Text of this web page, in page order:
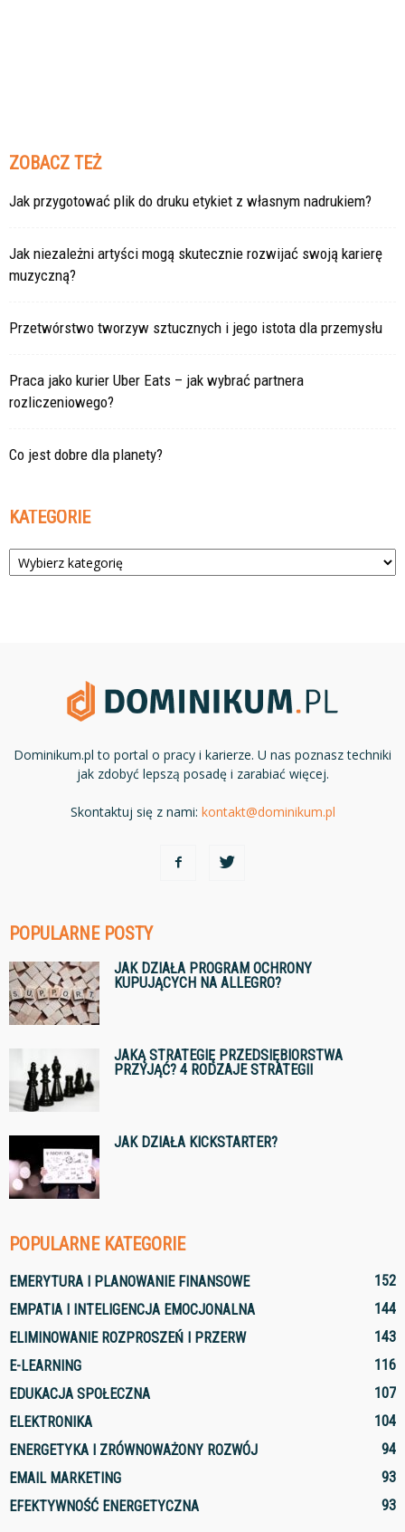
ZOBACZ TEŻ
Jak przygotować plik do druku etykiet z własnym nadrukiem?
Jak niezależni artyści mogą skutecznie rozwijać swoją karierę
muzyczną?
Przetwórstwo tworzyw sztucznych i jego istota dla przemysłu
Praca jako kurier Uber Eats – jak wybrać partnera
rozliczeniowego?
Co jest dobre dla planety?
KATEGORIE
Kategorie
Dominikum.pl to portal o pracy i karierze. U nas poznasz techniki
jak zdobyć lepszą posadę i zarabiać więcej.
Skontaktuj się z nami: kontakt@dominikum.pl
POPULARNE POSTY
JAK DZIAŁA PROGRAM OCHRONY
KUPUJĄCYCH NA ALLEGRO?
JAKĄ STRATEGIĘ PRZEDSIĘBIORSTWA
PRZYJĄĆ? 4 RODZAJE STRATEGII
JAK DZIAŁA KICKSTARTER?
POPULARNE KATEGORIE
EMERYTURA I PLANOWANIE FINANSOWE
152
EMPATIA I INTELIGENCJA EMOCJONALNA
144
ELIMINOWANIE ROZPROSZEŃ I PRZERW
143
E-LEARNING
116
EDUKACJA SPOŁECZNA
107
ELEKTRONIKA
104
ENERGETYKA I ZRÓWNOWAŻONY ROZWÓJ
94
EMAIL MARKETING
93
EFEKTYWNOŚĆ ENERGETYCZNA
93